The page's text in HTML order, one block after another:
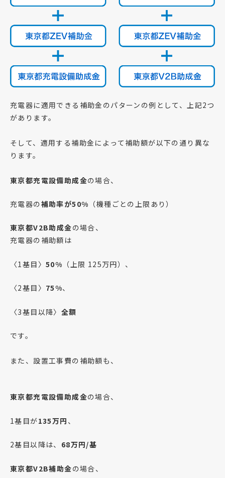
充電器に適用できる補助金のパターンの例として、上記2つ
があります。
そして、適用する補助金によって補助額が以下の通り異な
ります。
東京都充電設備助成金の場合、
充電器の 補助率が50% （機種ごとの上限あり）
東京都V2B助成金の場合、
充電器の補助額は
〈1基目〉 50% （上限 125万円）、
〈2基目〉 75%、
〈3基目以降〉 全額
です。
また、設置工事費の補助額も、
東京都充電設備助成金の場合、
1基目が135万円 、
2基目以降は、 68万円/基
東京都V2B補助金の場合、